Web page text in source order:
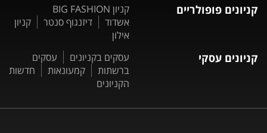
קניונים פופולריים
קניון BIG FASHION
אשדוד
דיזנגוף סנטר
קניון
אילון
קניונים עסקי עסקים בקניונים
עסקים
ברשתות
קמעונאות
חדשות
הקניונים